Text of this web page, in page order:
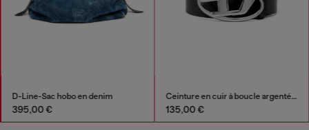
D-Line-Sac hobo en denim
395,00 €
Ceinture en cuir à boucle argentée brillante en D
135,00 €